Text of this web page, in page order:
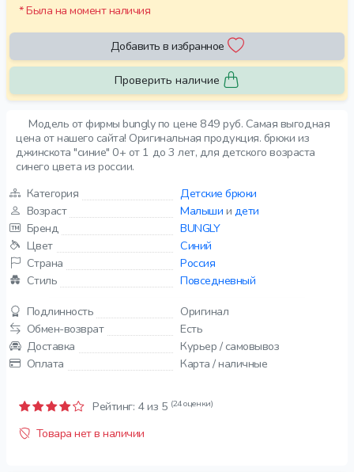
Модель от фирмы bungly по цене 849 руб. Самая выгодная
цена от нашего сайта! Оригинальная продукция. брюки из
джинскота "синие" 0+ от 1 до 3 лет, для детского возраста
синего цвета из россии.
Категория
Детские брюки
Возраст
Малыши и дети
Бренд
BUNGLY
Цвет
Синий
Страна
Россия
Стиль
Повседневный
Подлинность
Оригинал
Обмен-возврат
Есть
Доставка
Курьер / самовывоз
Оплата
Карта / наличные
Рейтинг: 4из 5 (24 оценки)
Товара нет в наличии
* Была на момент наличия
Добавить в избранное
Проверить наличие